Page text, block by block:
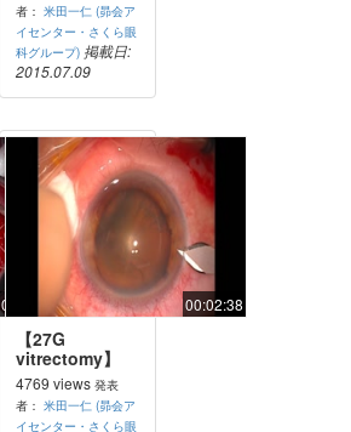
者：米田一仁 (昴会ア
イセンター・さくら眼
科グループ) 掲載日:
2015.07.09
00:02:43 00:02:38
【27G
vitrectomy】
ERM
4769 views 発表
者：米田一仁 (昴会ア
イセンター・さくら眼